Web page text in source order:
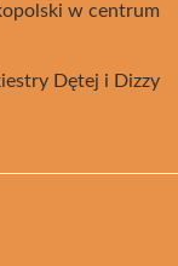
w centrum
Dętej i Dizzy